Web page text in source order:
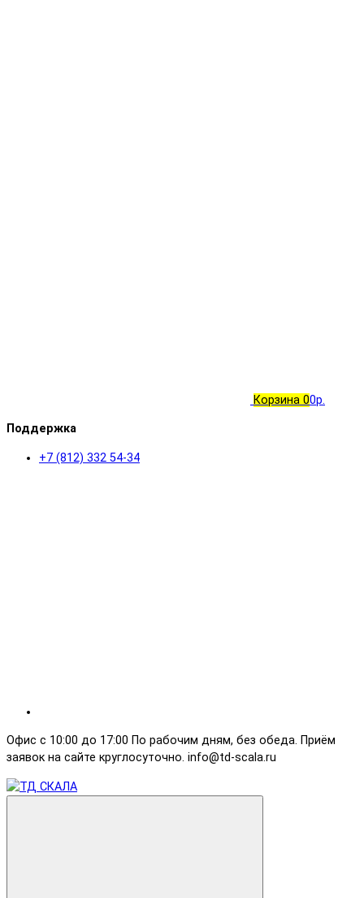
Корзина 00р.
Поддержка
+7 (812) 332 54-34
Офис с 10:00 до 17:00 По рабочим дням, без обеда. Приём
заявок на сайте круглосуточно. info@td-scala.ru